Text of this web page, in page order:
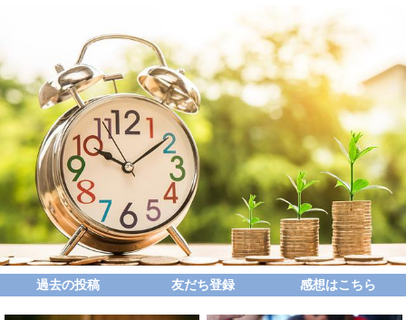
過去の投稿 友だち登録 感想はこちら